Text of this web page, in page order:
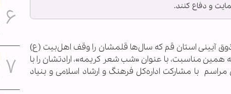
و دفاع کنند.
آیینی استان قم که سال‌ها قلمشان را وقف اهل‌بیت (ع)
مناسبت، با عنوان «شب شعر کریمه»، ارادتشان را با
با مشارکت اداره‌کل فرهنگ و ارشاد اسلامی و بنیاد